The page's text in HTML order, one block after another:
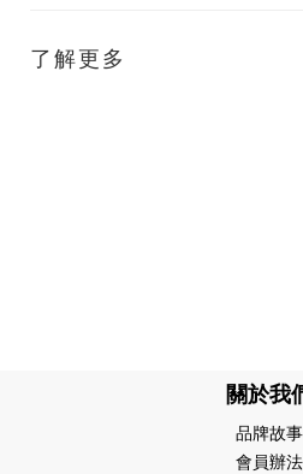
了解更多
關於我
品牌故事
會員辦法